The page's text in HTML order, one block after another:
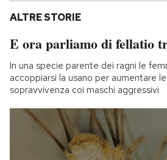
ALTRE STORIE
E ora parliamo di fellatio
In una specie parente dei ragni le
accoppiarsi la usano per aumentare
sopravvivenza coi maschi aggressivi